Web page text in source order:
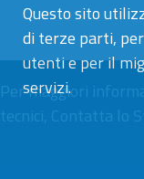
Questo sito
di terze parti,
utenti e per il
servizi.
Per maggiori
tecnici, Contatta lo